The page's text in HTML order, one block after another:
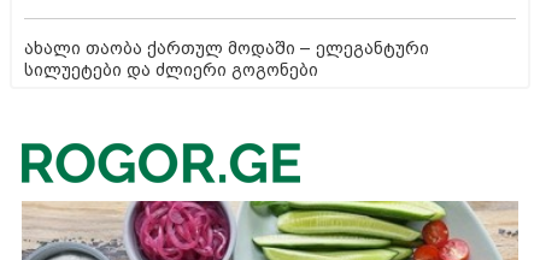
ახალი თაობა ქართულ მოდაში – ელეგანტური
სილუეტები და ძლიერი გოგონები